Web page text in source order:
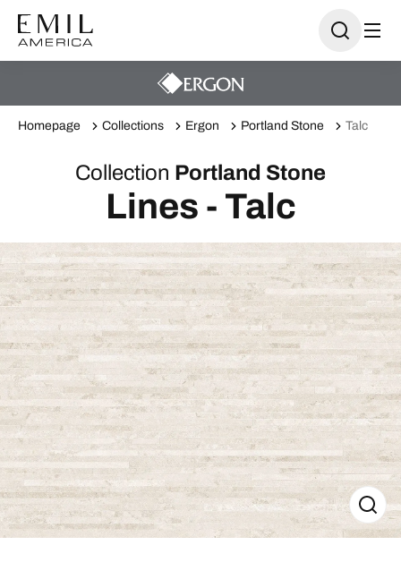
Homepage Collections Ergon Portland Stone Talc
Collection Portland Stone
Lines - Talc